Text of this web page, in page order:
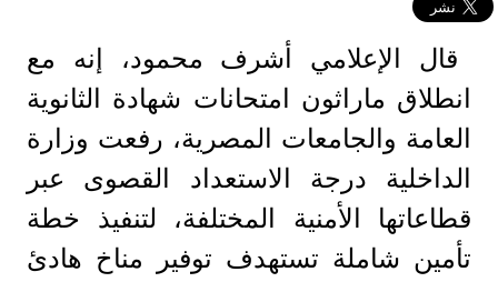
قال الإعلامي أشرف محمود، إنه مع
انطلاق ماراثون امتحانات شهادة الثانوية
العامة والجامعات المصرية، رفعت وزارة
الداخلية درجة الاستعداد القصوى عبر
قطاعاتها الأمنية المختلفة، لتنفيذ خطة
تأمين شاملة تستهدف توفير مناخ هادئ